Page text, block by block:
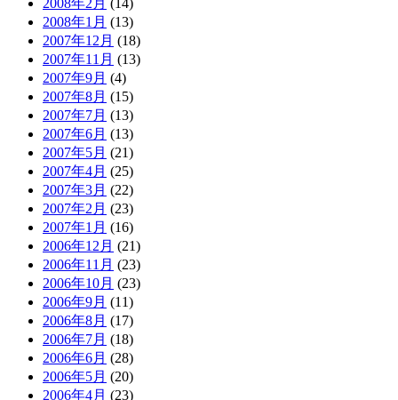
2008年2月 (14)
2008年1月 (13)
2007年12月 (18)
2007年11月 (13)
2007年9月 (4)
2007年8月 (15)
2007年7月 (13)
2007年6月 (13)
2007年5月 (21)
2007年4月 (25)
2007年3月 (22)
2007年2月 (23)
2007年1月 (16)
2006年12月 (21)
2006年11月 (23)
2006年10月 (23)
2006年9月 (11)
2006年8月 (17)
2006年7月 (18)
2006年6月 (28)
2006年5月 (20)
2006年4月 (23)